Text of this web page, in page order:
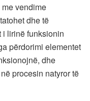
vendime
dhe të
i lirinë funksionin
përdorimi elementet
dhe
procesin natyror të